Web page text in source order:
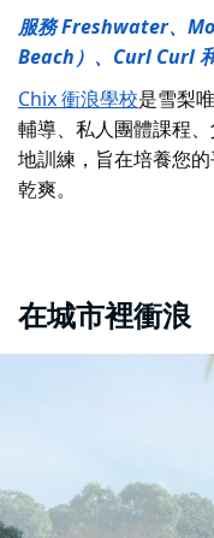
服務 Freshwater、
Beach）、Curl Curl
Chix 衝浪學校是雪梨
輔導、私人團體課程
地訓練，旨在培養您
乾爽。
在城市裡衝浪